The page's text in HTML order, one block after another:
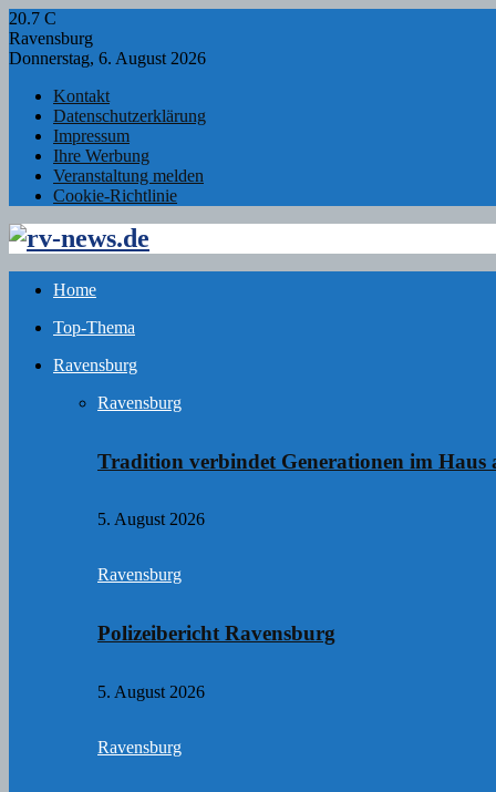
20.7 C
Ravensburg
Donnerstag, 6. August 2026
Kontakt
Datenschutzerklärung
Impressum
Ihre Werbung
Veranstaltung melden
Cookie-Richtlinie
Facebook
Twitter
Instagram
Email
Rss
Home
Top-Thema
Ravensburg
Ravensburg
Tradition verbindet Generationen im Haus
5. August 2026
Ravensburg
Polizeibericht Ravensburg
5. August 2026
Ravensburg